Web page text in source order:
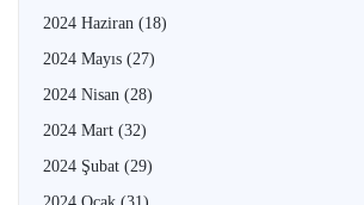
2024 Haziran (18)
2024 Mayıs (27)
2024 Nisan (28)
2024 Mart (32)
2024 Şubat (29)